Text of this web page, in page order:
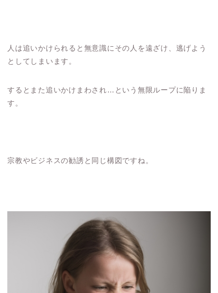
人は追いかけられると無意識にその人を遠ざけ、逃げよう
としてしまいます。
するとまた追いかけまわされ…という無限ループに陥りま
す。
宗教やビジネスの勧誘と同じ構図ですね。